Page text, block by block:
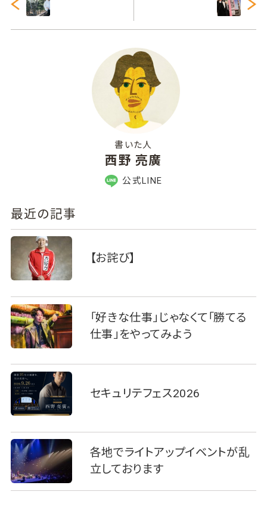
書いた人
西野 亮廣
公式LINE
最近の記事
【お詫び】
「好きな仕事」じゃなくて「勝てる
仕事」をやってみよう
セキュリテフェス2026
各地でライトアップイベントが乱
立しております